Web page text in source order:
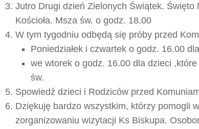
Jutro Drugi dzień Zielonych Świątek. Święto
Kościoła. Msza św. o godz. 18.00
W tym tygodniu odbędą się próby przed
Poniedziałek i czwartek o godz. 16.00
we wtorek o godz. 16.00 dla dzieci
św.
Spowiedź dzieci i Rodziców przed
Dziękuję bardzo wszystkim, którzy pomogli w
zorganizowaniu wizytacji Ks Biskupa.